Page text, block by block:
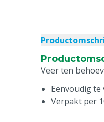
Veer ten
Eenvoudig te
Verpakt per